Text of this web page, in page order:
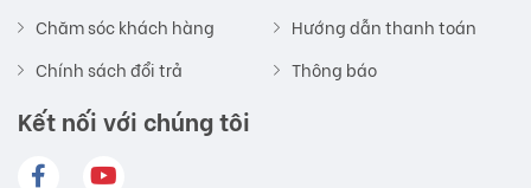
Chăm sóc khách hàng
Chính sách đổi trả
Hướng dẫn thanh toán
Thông báo
Kết nối với chúng tôi